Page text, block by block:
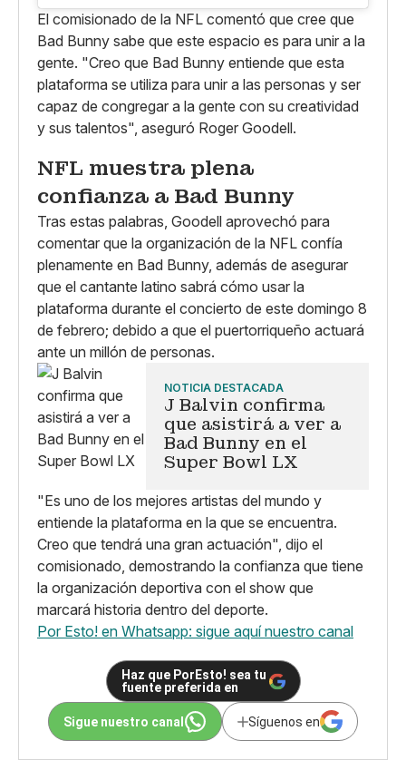
El comisionado de la NFL comentó que cree que
Bad Bunny sabe que este espacio es para unir a la
gente. "Creo que Bad Bunny entiende que esta
plataforma se utiliza para unir a las personas y ser
capaz de congregar a la gente con su creatividad
y sus talentos", aseguró Roger Goodell.
NFL muestra plena
confianza a Bad Bunny
Tras estas palabras, Goodell aprovechó para
comentar que la organización de la NFL confía
plenamente en Bad Bunny, además de asegurar
que el cantante latino sabrá cómo usar la
plataforma durante el concierto de este domingo 8
de febrero; debido a que el puertorriqueño actuará
ante un millón de personas.
NOTICIA DESTACADA
J Balvin confirma
que asistirá a ver a
Bad Bunny en el
Super Bowl LX
"Es uno de los mejores artistas del mundo y
entiende la plataforma en la que se encuentra.
Creo que tendrá una gran actuación", dijo el
comisionado, demostrando la confianza que tiene
la organización deportiva con el show que
marcará historia dentro del deporte.
Por Esto! en Whatsapp: sigue aquí nuestro canal
Haz que PorEsto! sea tu
fuente preferida en
Sigue nuestro canal Síguenos en